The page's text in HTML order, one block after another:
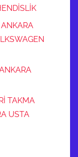
TAKMA
USTA